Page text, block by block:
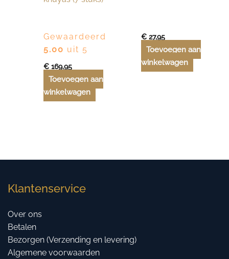
Gewaardeerd
5.00 uit 5
€ 169,95
Toevoegen aan
winkelwagen
€27,95
Toevoegen aan
winkelwagen
Klantenservice
Over ons
Betalen
Bezorgen (Verzending en levering)
Algemene voorwaarden